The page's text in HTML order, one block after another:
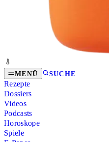
MENÜ SUCHE
Rezepte
Dossiers
Videos
Podcasts
Horoskope
Spiele